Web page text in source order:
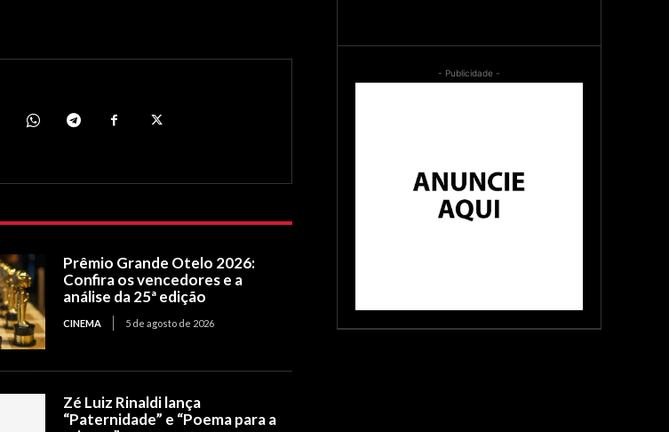
Prêmio Grande Otelo 2026:
Confira os vencedores e a
análise da 25ª edição
CINEMA 5 de agosto de 2026
Zé Luiz Rinaldi lança
“Paternidade” e “Poema para a
- Publicidade -